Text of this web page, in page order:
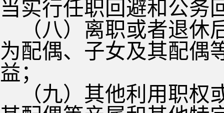
当实行任职回避和公务
（八）离职或者退
为配偶、子女及其配偶
益；
（九）其他利用职